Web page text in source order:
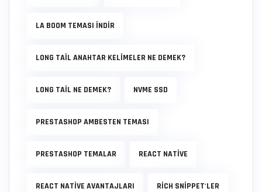
LA BOOM TEMASI INDIR
LONG TAIL ANAHTAR KELIMELER NE DEMEK?
LONG TAIL NE DEMEK? NVME SSD
PRESTASHOP AMBESTEN TEMASI
PRESTASHOP TEMALAR REACT NATIVE
REACT NATIVE AVANTAJLARI RICH SNIPPET'LER